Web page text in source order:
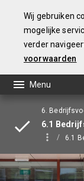
Wij gebruiken
mogelijke
verder
voorwaarden
6.
6.1
6.1